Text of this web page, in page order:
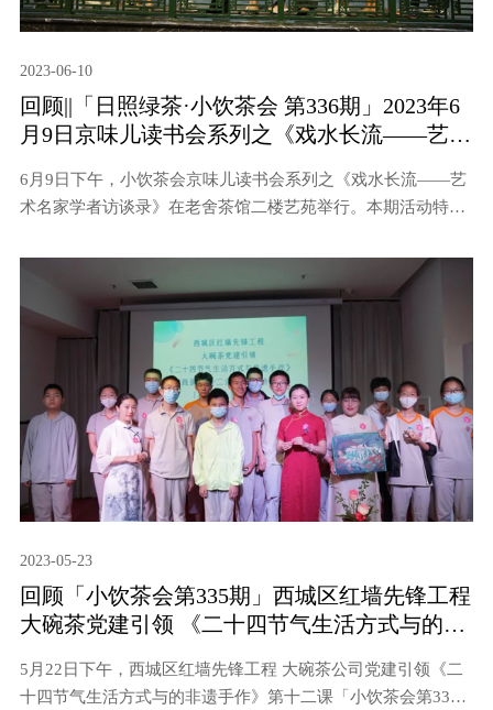
2023-06-10
回顾||「日照绿茶·小饮茶会 第336期」2023年6
月9日京味儿读书会系列之《戏水长流——艺术
6月9日下午，小饮茶会京味儿读书会系列之《戏水长流——艺
术名家学者访谈录》在老舍茶馆二楼艺苑举行。本期活动特别
书。老舍茶馆总经办副主任金鑫主持，10余位茶友参加活动。
2023-05-23
回顾「小饮茶会第335期」西城区红墙先锋工程
大碗茶党建引领 《二十四节气生活方式与的非
5月22日下午，西城区红墙先锋工程 大碗茶公司党建引领《二
十四节气生活方式与的非遗手作》第十二课「小饮茶会第335